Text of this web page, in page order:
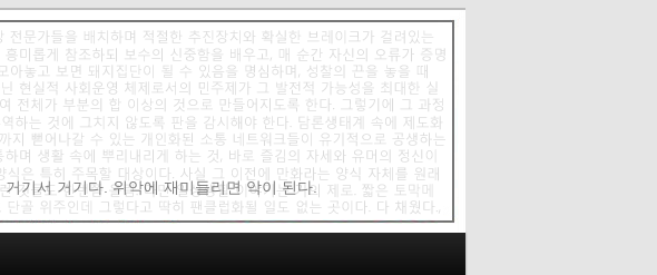
기서 거기다. 위악에 재미들리면 악이 된다.